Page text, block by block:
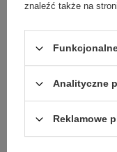
znaleźć także na
Analityczne
Reklamowe